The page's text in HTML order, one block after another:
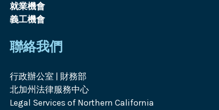
就業機會
義工機會
聯絡我們
行政辦公室 | 財務部
北加州法律服務中心
Legal Services of Northern California